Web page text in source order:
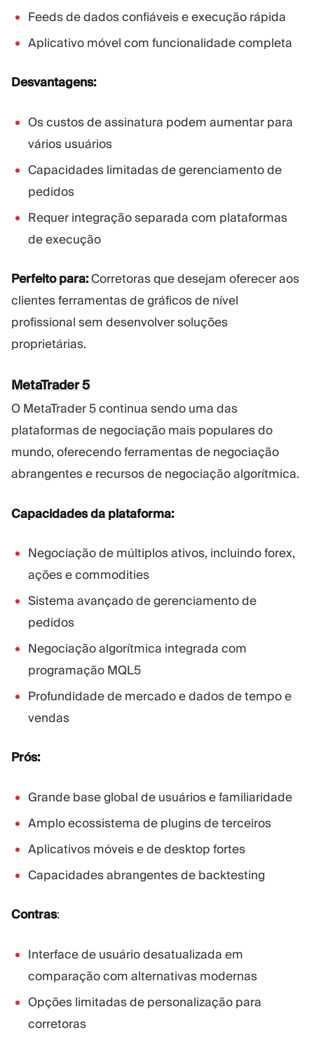
Feeds de dados confiáveis e execução rápida
Aplicativo móvel com funcionalidade completa
Desvantagens:
Os custos de assinatura podem aumentar para
vários usuários
Capacidades limitadas de gerenciamento de
pedidos
Requer integração separada com plataformas
de execução
Perfeito para:Corretoras que desejam oferecer aos
clientes ferramentas de gráficos de nível
profissional sem desenvolver soluções
proprietárias.
MetaTrader 5
O MetaTrader 5 continua sendo uma das
plataformas de negociação mais populares do
mundo, oferecendo ferramentas de negociação
abrangentes e recursos de negociação algorítmica.
Capacidades da plataforma:
Negociação de múltiplos ativos, incluindo forex,
ações e commodities
Sistema avançado de gerenciamento de
pedidos
Negociação algorítmica integrada com
programação MQL5
Profundidade de mercado e dados de tempo e
vendas
Prós:
Grande base global de usuários e familiaridade
Amplo ecossistema de plugins de terceiros
Aplicativos móveis e de desktop fortes
Capacidades abrangentes de backtesting
Contras:
Interface de usuário desatualizada em
comparação com alternativas modernas
Opções limitadas de personalização para
corretoras